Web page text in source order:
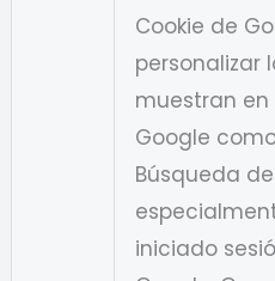
Cookie de
personalizar
muestran en
Google
Búsqueda
iniciado